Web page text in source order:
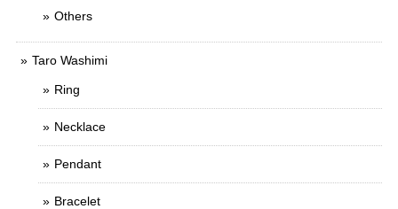
Others
Taro Washimi
Ring
Necklace
Pendant
Bracelet